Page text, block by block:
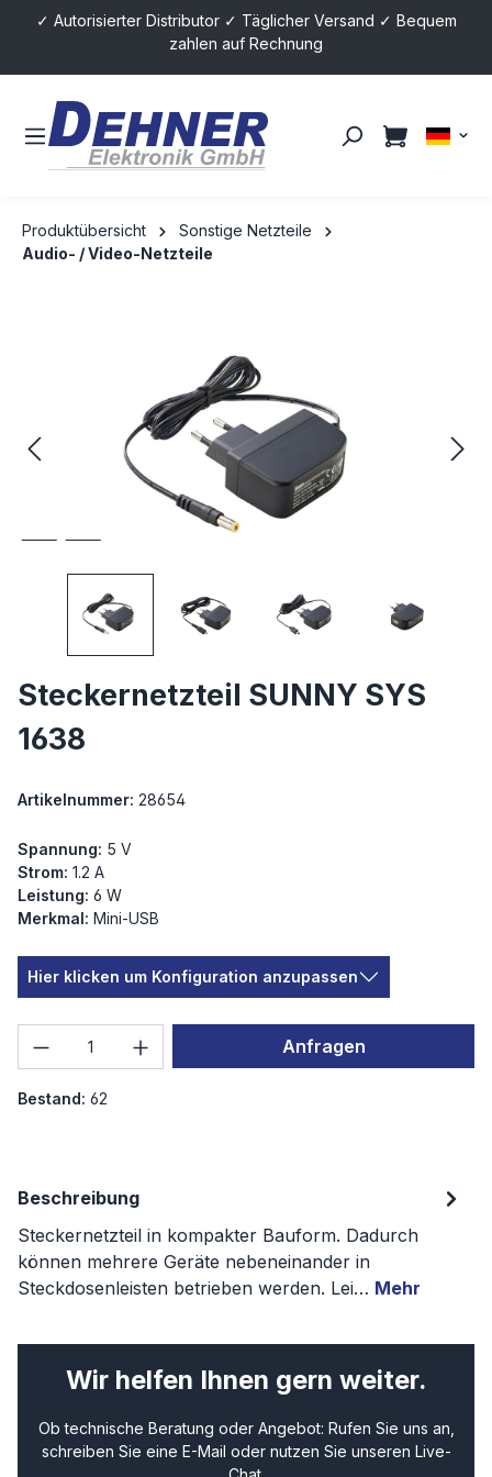
springen
✓ Autorisierter Distributor ✓ Täglicher Versand ✓ Bequem
zahlen auf Rechnung
Produktübersicht
Sonstige Netzteile
Audio- / Video-Netzteile
Steckernetzteil SUNNY SYS
1638
Artikelnummer: 28654
Spannung: 5 V
Strom: 1.2 A
Leistung: 6 W
Merkmal: Mini-USB
Hier klicken um Konfiguration anzupassen
Produkt Anzahl: Gib den gewünschten
Anfragen
Bestand: 62
Beschreibung
Steckernetzteil in kompakter Bauform. Dadurch
können mehrere Geräte nebeneinander in
Steckdosenleisten betrieben werden. Lei… Mehr
Wir helfen Ihnen gern weiter.
Ob technische Beratung oder Angebot: Rufen Sie uns an,
schreiben Sie eine E-Mail oder nutzen Sie unseren Live-